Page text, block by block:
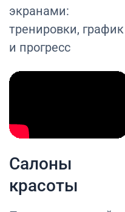
экранами:
тренировки, график
и прогресс
Салоны
красоты